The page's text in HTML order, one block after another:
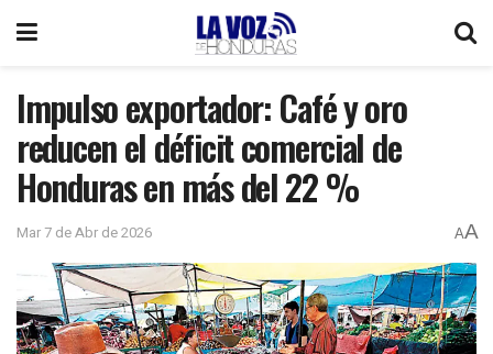
Impulso exportador: Café y oro
reducen el déficit comercial de
Honduras en más del 22 %
Mar 7 de Abr de 2026 AA